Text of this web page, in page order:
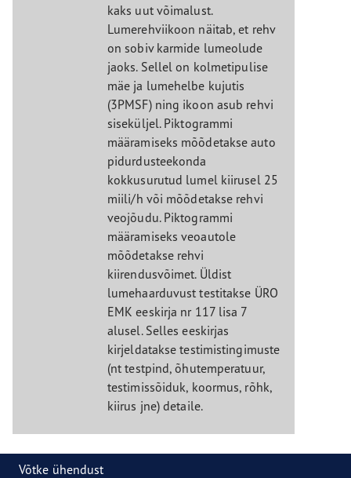
kaks uut võimalust.
Lumerehviikoon näitab, et rehv
on sobiv karmide lumeolude
jaoks. Sellel on kolmetipulise
mäe ja lumehelbe kujutis
(3PMSF) ning ikoon asub rehvi
siseküljel. Piktogrammi
määramiseks mõõdetakse auto
pidurdusteekonda
kokkusurutud lumel kiirusel 25
miili/h või mõõdetakse rehvi
veojõudu. Piktogrammi
määramiseks veoautole
mõõdetakse rehvi
kiirendusvõimet. Üldist
lumehaarduvust testitakse ÜRO
EMK eeskirja nr 117 lisa 7
alusel. Selles eeskirjas
kirjeldatakse testimistingimuste
(nt testpind, õhutemperatuur,
testimissõiduk, koormus, rõhk,
kiirus jne) detaile.
Võtke ühendust